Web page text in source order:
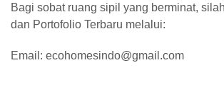
Bagi sobat ruang sipil yang berminat,
dan Portofolio Terbaru melalui:
Email: ecohomesindo@gmail.com